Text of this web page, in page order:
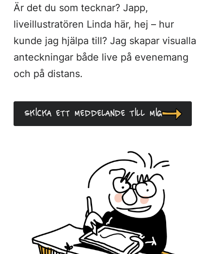
Är det du som tecknar? Japp,
liveillustratören Linda här, hej – hur
kunde jag hjälpa till? Jag skapar visualla
anteckningar både live på evenemang
och på distans.
Skicka ett meddelande till mig